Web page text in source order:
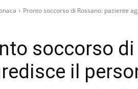
Pronto soccorso di Rossano: paziente
soccorso
il